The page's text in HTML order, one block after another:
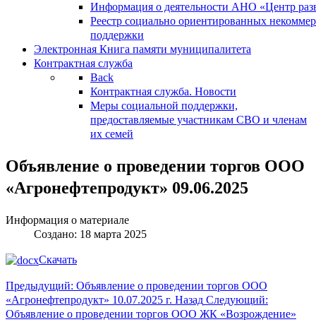
Информация о деятельности АНО «Центр
Реестр социально ориентированных
поддержки
Электронная Книга памяти муниципалитета
Контрактная служба
Back
Контрактная служба. Новости
Меры социальной поддержки,
предоставляемые участникам СВО и членам
их семей
Объявление о проведении торгов ООО
«Агронефтепродукт» 09.06.2025
Информация о материале
Создано: 18 марта 2025
Скачать
Предыдущий: Объявление о проведении торгов ООО
«Агронефтепродукт» 10.07.2025 г. Назад Следующий:
Объявление о проведении торгов ООО ЖК «Возрождение»